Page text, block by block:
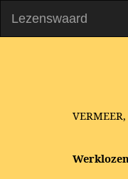
Lezenswaard
VERMEER,